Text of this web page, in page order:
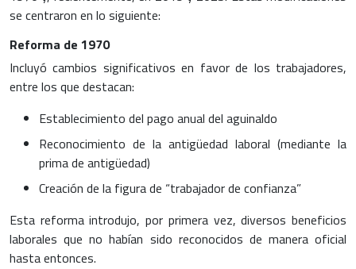
se centraron en lo siguiente:
Reforma de 1970
Incluyó cambios significativos en favor de los trabajadores,
entre los que destacan:
Establecimiento del pago anual del aguinaldo
Reconocimiento de la antigüedad laboral (mediante la
prima de antigüedad)
Creación de la figura de “trabajador de confianza”
Esta reforma introdujo, por primera vez, diversos beneficios
laborales que no habían sido reconocidos de manera oficial
hasta entonces.